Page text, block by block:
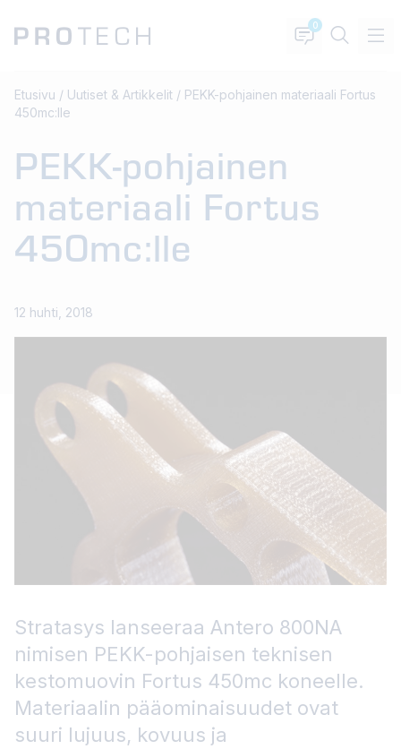
0
Etusivu / Uutiset & Artikkelit / PEKK-pohjainen materiaali Fortus
450mc:lle
PEKK-pohjainen
materiaali Fortus
450mc:lle
12 huhti, 2018
Stratasys lanseeraa Antero 800NA
nimisen PEKK-pohjaisen teknisen
kestomuovin Fortus 450mc koneelle.
Materiaalin pääominaisuudet ovat
suuri lujuus, kovuus ja